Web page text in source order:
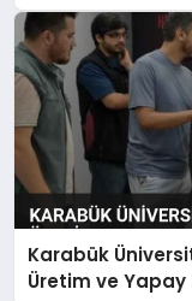
Karabük
Üretim ve Yapay